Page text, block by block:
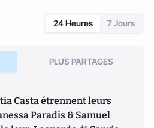
imposteurs (L’Archipel), Pilleurs
24 Heures 7 Jours
PLUS PARTAGES
Casta étrennent leurs
Paradis & Samuel